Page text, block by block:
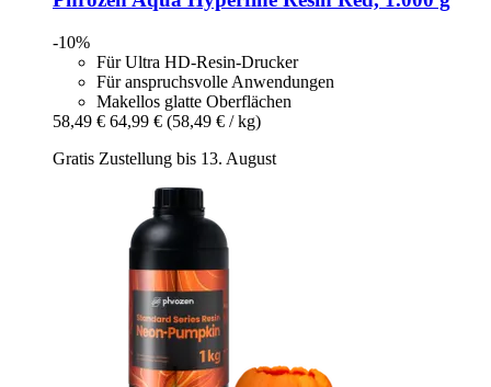
-10%
Für Ultra HD-Resin-Drucker
Für anspruchsvolle Anwendungen
Makellos glatte Oberflächen
58,49 € 64,99 € (58,49 € / kg)
Gratis Zustellung bis 13. August